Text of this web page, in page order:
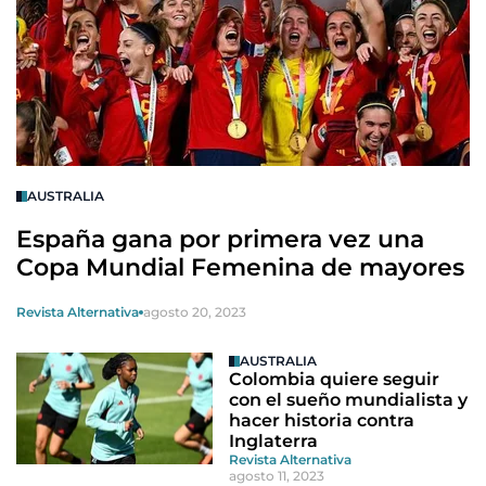
AUSTRALIA
España gana por primera vez una
Copa Mundial Femenina de mayores
Revista Alternativa agosto 20, 2023
AUSTRALIA
Colombia quiere seguir
con el sueño mundialista y
hacer historia contra
Inglaterra
Revista Alternativa
agosto 11, 2023